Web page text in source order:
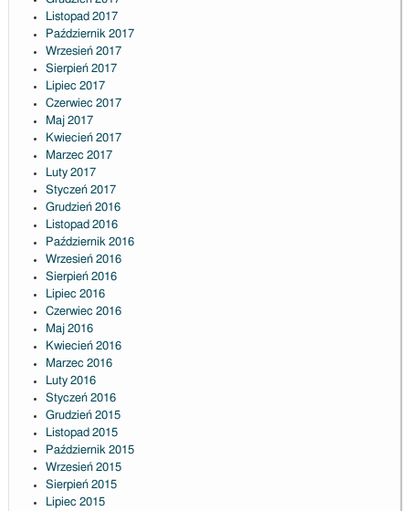
Listopad 2017
Październik 2017
Wrzesień 2017
Sierpień 2017
Lipiec 2017
Czerwiec 2017
Maj 2017
Kwiecień 2017
Marzec 2017
Luty 2017
Styczeń 2017
Grudzień 2016
Listopad 2016
Październik 2016
Wrzesień 2016
Sierpień 2016
Lipiec 2016
Czerwiec 2016
Maj 2016
Kwiecień 2016
Marzec 2016
Luty 2016
Styczeń 2016
Grudzień 2015
Listopad 2015
Październik 2015
Wrzesień 2015
Sierpień 2015
Lipiec 2015